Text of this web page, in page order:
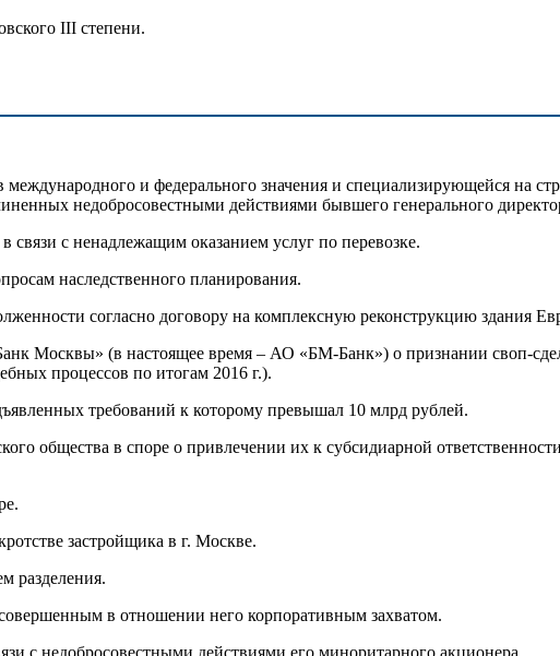
III степени.
и федерального значения и специализирующейся на
недобросовестными действиями бывшего генерального
связи с ненадлежащим оказанием услуг по перевозке.
наследственного планирования.
согласно договору на комплексную реконструкцию здания
Москвы» (в настоящее время – АО «БМ-Банк») о признании своп-
процессов по итогам 2016 г.).
требований к которому превышал 10 млрд рублей.
общества в споре о привлечении их к субсидиарной
застройщика в г. Москве.
разделения.
в отношении него корпоративным захватом.